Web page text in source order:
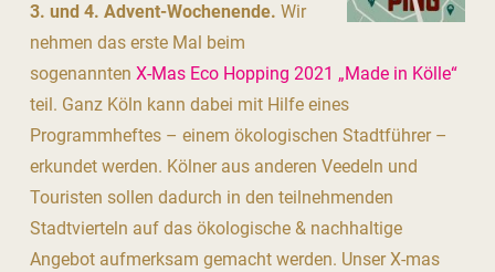
3. und 4. Advent-Wochenende. Wir
nehmen das erste Mal beim
sogenannten X-Mas Eco Hopping 2021 „Made in Kölle“
teil. Ganz Köln kann dabei mit Hilfe eines
Programmheftes – einem ökologischen Stadtführer –
erkundet werden. Kölner aus anderen Veedeln und
Touristen sollen dadurch in den teilnehmenden
Stadtvierteln auf das ökologische & nachhaltige
Angebot aufmerksam gemacht werden. Unser X-mas